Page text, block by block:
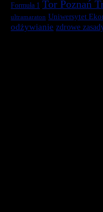
Formuła 1 Tor Poznań
ultramaraton Uniwersytet
odżywianie zdrowe